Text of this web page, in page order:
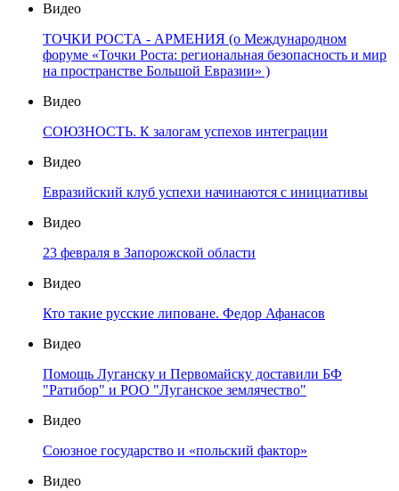
Видео
ТОЧКИ РОСТА - АРМЕНИЯ (о Международном
форуме «Точки Роста: региональная безопасность и мир
на пространстве Большой Евразии» )
Видео
СОЮЗНОСТЬ. К залогам успехов интеграции
Видео
Евразийский клуб успехи начинаются с инициативы
Видео
23 февраля в Запорожской области
Видео
Кто такие русские липоване. Федор Афанасов
Видео
Помощь Луганску и Первомайску доставили БФ
"Ратибор" и РОО "Луганское землячество"
Видео
Союзное государство и «польский фактор»
Видео